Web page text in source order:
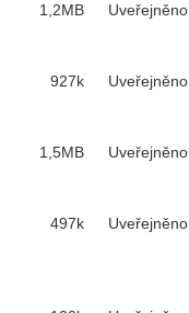
1,2MB Uveřejněno
927k Uveřejněno
1,5MB Uveřejněno
497k Uveřejněno